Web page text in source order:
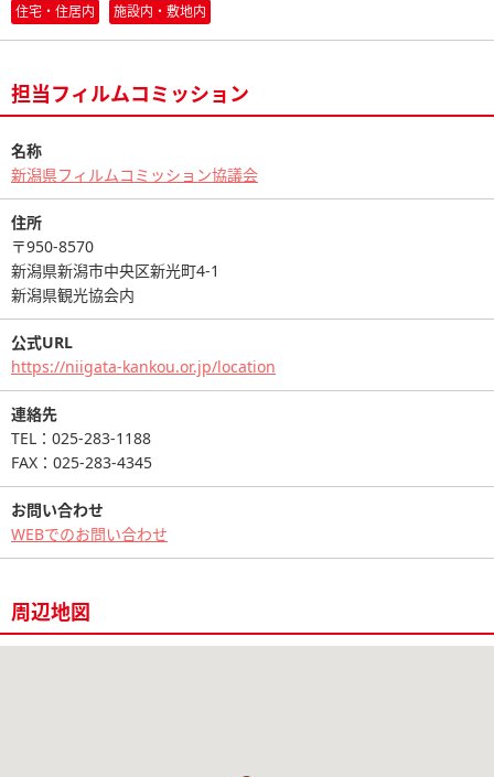
住宅・住居内
施設内・敷地内
担当フィルムコミッション
名称
新潟県フィルムコミッション協議会
住所
〒950-8570
新潟県新潟市中央区新光町4-1
新潟県観光協会内
公式URL
https://niigata-kankou.or.jp/location
連絡先
TEL：025-283-1188
FAX：025-283-4345
お問い合わせ
WEBでのお問い合わせ
周辺地図